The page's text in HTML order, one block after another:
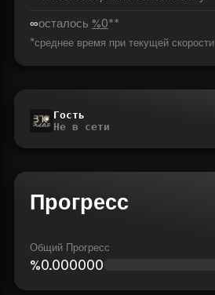
∞осталось %0**
*среднее время при текущей скорости
Гость
Не в сети
Прогресс
Общий Прогресс
%0.000000